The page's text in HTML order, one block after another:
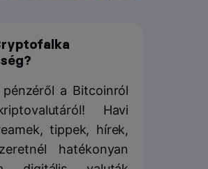
a Bitcoinról
Havi
tippek, hírek,
hatékonyan